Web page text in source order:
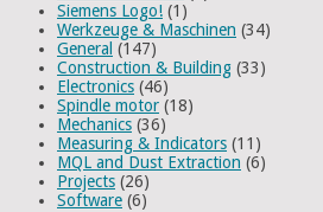
Siemens Logo! (1)
Werkzeuge & Maschinen (34)
General (147)
Construction & Building (33)
Electronics (46)
Spindle motor (18)
Mechanics (36)
Measuring & Indicators (11)
MQL and Dust Extraction (6)
Projects (26)
Software (6)